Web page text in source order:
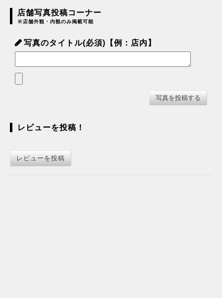
店舗写真投稿コーナー
※店舗外観・内観のみ掲載可能
写真のタイトル(必須)【例：店内】
レビューを投稿！
レビューを投稿